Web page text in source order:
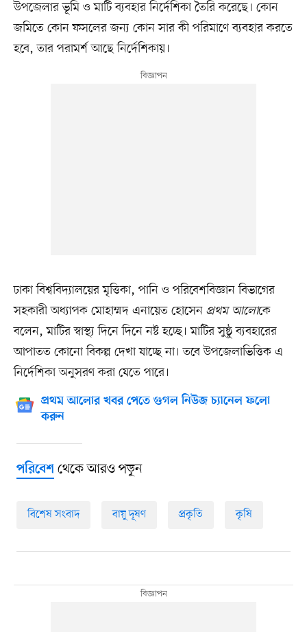
উপজেলার ভূমি ও মাটি ব্যবহার নির্দেশিকা তৈরি করেছে। কোন
জমিতে কোন ফসলের জন্য কোন সার কী পরিমাণে ব্যবহার করতে
হবে, তার পরামর্শ আছে নির্দেশিকায়।
ঢাকা বিশ্ববিদ্যালয়ের মৃত্তিকা, পানি ও পরিবেশবিজ্ঞান বিভাগের
সহকারী অধ্যাপক মোহাম্মদ এনায়েত হোসেন প্রথম আলোকে
বলেন, মাটির স্বাস্থ্য দিনে দিনে নষ্ট হচ্ছে। মাটির সুষ্ঠু ব্যবহারের
আপাতত কোনো বিকল্প দেখা যাচ্ছে না। তবে উপজেলাভিত্তিক এ
নির্দেশিকা অনুসরণ করা যেতে পারে।
প্রথম আলোর খবর পেতে গুগল নিউজ চ্যানেল ফলো
করুন
পরিবেশথেকে আরও পড়ুন
বিশেষ সংবাদ বায়ু দূষণ প্রকৃতি কৃষি